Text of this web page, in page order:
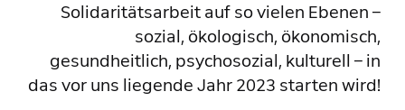
Solidaritätsarbeit auf so vielen Ebenen –
sozial, ökologisch, ökonomisch,
gesundheitlich, psychosozial, kulturell – in
das vor uns liegende Jahr 2023 starten wird!